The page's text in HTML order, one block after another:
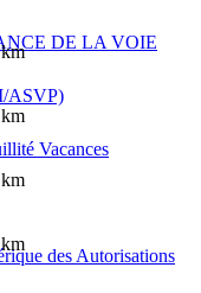
DE LA VOIE
ASVP)
Vacances
des Autorisations